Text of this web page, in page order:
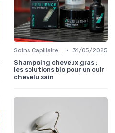
Soins Capillaires Bio • 31/05/2025
Shampoing cheveux gras :
les solutions bio pour un cuir
chevelu sain